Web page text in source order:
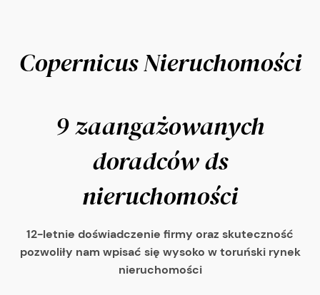
Copernicus Nieruchomości
9 zaangażowanych
doradców ds
nieruchomości
12-letnie doświadczenie firmy oraz skuteczność
pozwoliły nam wpisać się wysoko w toruński rynek
nieruchomości